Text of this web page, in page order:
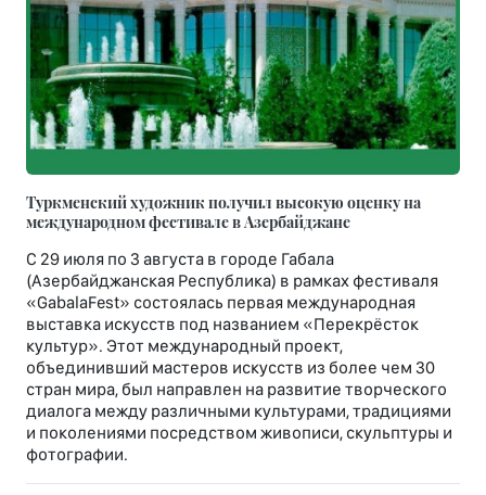
Туркменский художник получил высокую оценку на
международном фестивале в Азербайджане
С 29 июля по 3 августа в городе Габала
(Азербайджанская Республика) в рамках фестиваля
«GabalaFest» состоялась первая международная
выставка искусств под названием «Перекрёсток
культур». Этот международный проект,
объединивший мастеров искусств из более чем 30
стран мира, был направлен на развитие творческого
диалога между различными культурами, традициями
и поколениями посредством живописи, скульптуры и
фотографии.